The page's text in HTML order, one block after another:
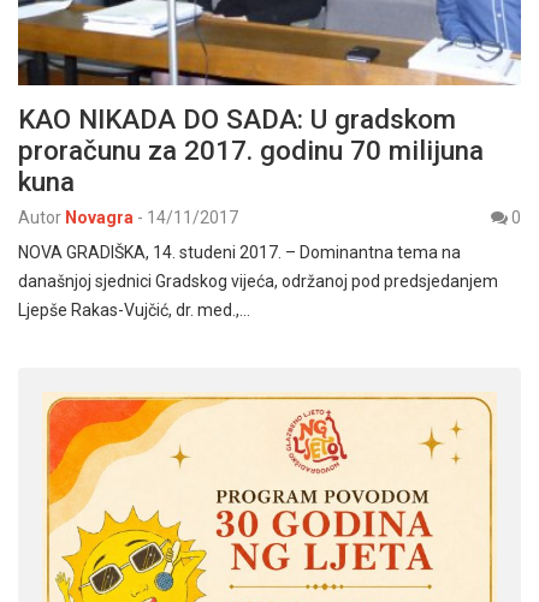
KAO NIKADA DO SADA: U gradskom
proračunu za 2017. godinu 70 milijuna
kuna
Autor Novagra - 14/11/2017
0
NOVA GRADIŠKA, 14. studeni 2017. – Dominantna tema na
današnjoj sjednici Gradskog vijeća, održanoj pod predsjedanjem
Ljepše Rakas-Vujčić, dr. med.,…